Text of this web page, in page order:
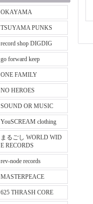
OKAYAMA
TSUYAMA PUNKS
record shop DIGDIG
go forward keep
ONE FAMILY
NO HEROES
SOUND OR MUSIC
YouSCREAM clothing
まるごし WORLD WID
E RECORDS
rev-node records
MASTERPEACE
625 THRASH CORE